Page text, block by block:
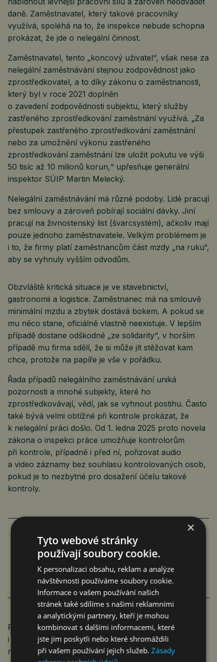
daně. Zaměstnavatel, který takové pracovníky
využívá, spoléhá na to, že inspekce nebude schopna
prokázat, že jde o nelegální činnost.
Zaměstnavatel, tento „koncový uživatel“, však nese za
nelegální zaměstnávání stejnou zodpovědnost jako
zprostředkovatel, a to díky zákonu o zaměstnanosti,
který byl v roce 2021 doplněn
o zavedení zodpovědnosti subjektu, který služby
zastřeného zprostředkování zaměstnání využívá. „Za
přestupek zastřeného zprostředkování zaměstnání
nebo za umožnění výkonu zastřeného
zprostředkování zaměstnání lze uložit pokutu ve výši
50 tisíc až 10 milionů korun,“ upřesňuje generální
inspektor SÚIP Martin Melecký.
Nelegální zaměstnávání má různé podoby. Lidé pracují
bez smlouvy a zároveň pobírají sociální dávky. Jiní
pracují na živnostenský list (švarcsystém), ačkoliv mají
pouze jednoho zaměstnavatele. Velkým problémem je
i to, že firmy platí zaměstnancům část mzdy „na ruku“,
aby se vyhnuly vyšším odvodům.
Obzvláště kritická situace je ve stavebnictví,
gastronomii a logistice. Zaměstnanec má na smlouvě
minimální mzdu a zbytek dostává bokem. A pokud se
mu něco stane, oficiálně vlastně neexistuje. V lepším
případě dostane odškodné „ze solidarity“, v horším
případě mu firma sdělí, že si může jít stěžovat kam
chce, protože na papíře je vše v pořádku.
Řada případů nelegálního zaměstnávání uniká
pozornosti a mnohé subjekty, které ho
zprostředkovávají, vědí, jak se vyhnout postihu. Často
také bývá velmi obtížné při kontrole prokázat, že
k nelegální práci došlo. Od 1. ledna 2025 proto novela
zákona o inspekci práce umožňuje kontrolorům
při kontrole, případně i před ní, pořizovat audio
a video záznamy bez souhlasu kontrolovaných osob,
pokud je to nezbytné pro dosažení účelu takové
kontroly.
OBZVLÁŠTĚ KRITICKÁ SITUACE JE VE
STAVEBNICTVÍ, GASTRONOMII
A LOGISTICE
Posiluje se také spolupráce mezi státními úřady. SÚIP
i oblastní inspektoráty práce si mohou od nového
roku vyžádat od správce daně informace, které jim
×
Tyto webové stránky
používají soubory cookie.
K personalizaci obsahu, reklam a analýze
návštěvnosti používáme soubory cookie.
Informace o vašem používání našich
stránek také sdílíme s našimi reklamními
a analytickými partnery, kteří je mohou
kombinovat s dalšími informacemi, které
jste jim poskytli nebo které shromáždili
při vašem používání jejich služeb.Zásady